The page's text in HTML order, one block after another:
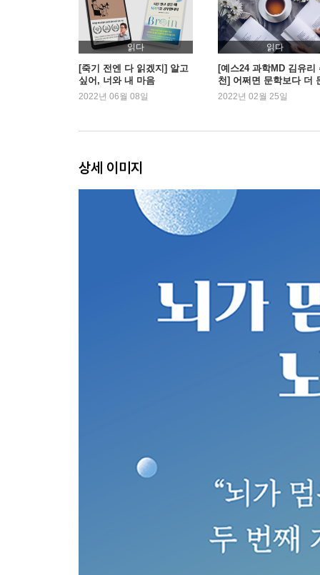
11장 단절과 재접속: 네 가지 캐릭터의 중독과 회복
12장 세대와 성격: 네 가지 캐릭터와 기술의 영향력
결론 완벽하고 온전하며 아름다운
읽다
[죽기 전엔 다 읽겠지] 알고
싶어, 너와 내 마음
2022년 06월 08일
읽다
[예스24 과학MD 김유리
천] 어쩌면 문학보다 더
학적인, 과학 이야기
2022년 02월 25일
상세 이미지